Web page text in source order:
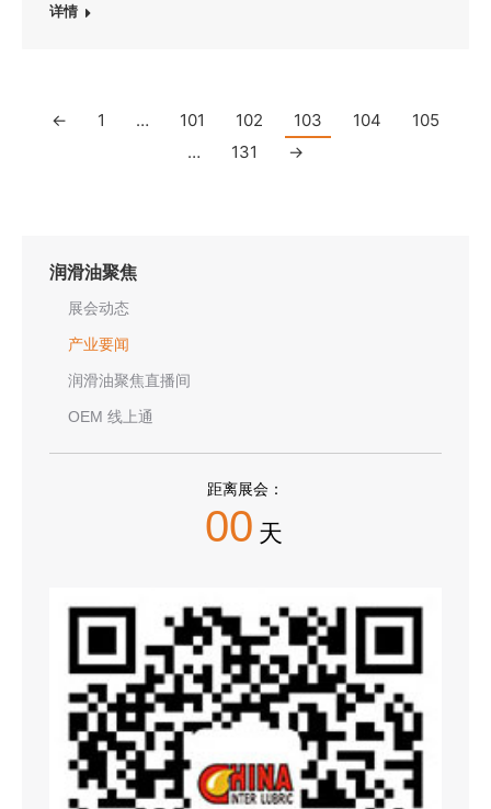
详情
← 1 … 101 102 103 104
105
…
131 →
润滑油聚焦
展会动态
产业要闻
润滑油聚焦直播间
OEM 线上通
距离展会：
00 天